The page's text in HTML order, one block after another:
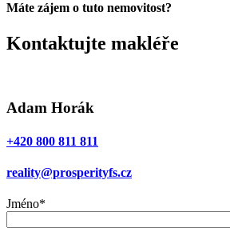
Máte zájem o tuto nemovitost?
Kontaktujte makléře
Adam Horák
+420 800 811 811
reality@prosperityfs.cz
Jméno*